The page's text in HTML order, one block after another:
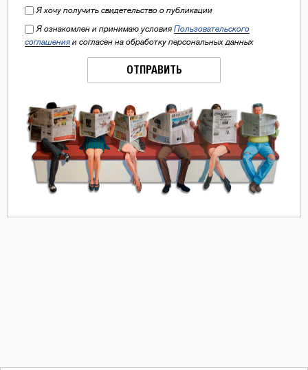
Я хочу получить свидетельство о публикации
Я ознакомлен и принимаю условия Пользовательского
соглашения и согласен на обработку персональных данных
ОТПРАВИТЬ